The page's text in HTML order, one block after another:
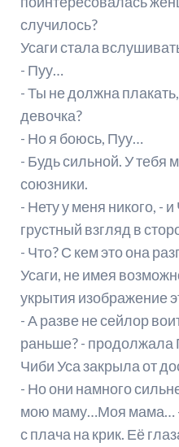
случилось?
Усаги стала
- Пуу…
- Ты не должна
девочка?
- Но я боюсь, Пуу…
- Будь сильной. У тебя
союзники.
- Нету у меня никого, -
грустный взгляд в
- Что? С кем это она
Усаги, не имея
укрытия изображение
- А разве не сейлор
раньше? - продолжала
Чиби Уса закрыла от
- Но они намного
мою маму…Моя мама…
с плача на крик. Её